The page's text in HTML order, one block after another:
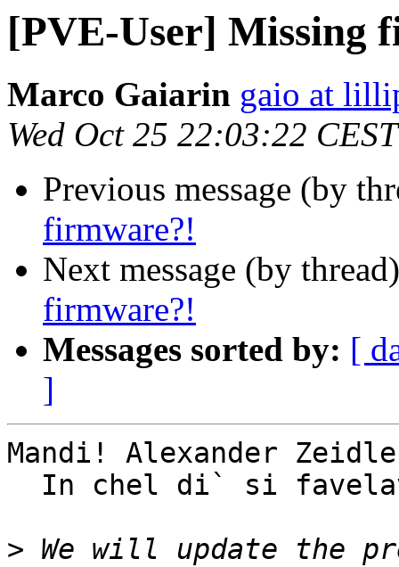
[PVE-User] Missing
Marco Gaiarin gaio at
Wed Oct 25 22:03:22
Previous message (by
firmware?!
Next message (by
firmware?!
Messages sorted by: [
]
Mandi! Alexander
> We will update the